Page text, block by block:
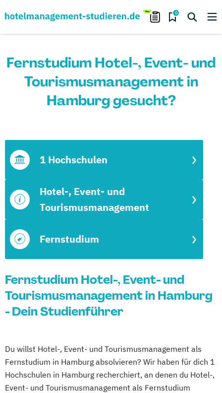
0
Fernstudium Hotel-, Event- und
Tourismusmanagement in
Hamburg gesucht?
Fernstudium
Hotel-, Event- und
Tourismusmanagement
1 Hochschulen
Fernstudium Hotel-, Event- und
Tourismusmanagement in Hamburg
- Dein Studienführer
Du willst Hotel-, Event- und Tourismusmanagement als
Fernstudium in Hamburg absolvieren? Wir haben für dich 1
Hochschulen in Hamburg recherchiert, an denen du Hotel-,
Event- und Tourismusmanagement als Fernstudium